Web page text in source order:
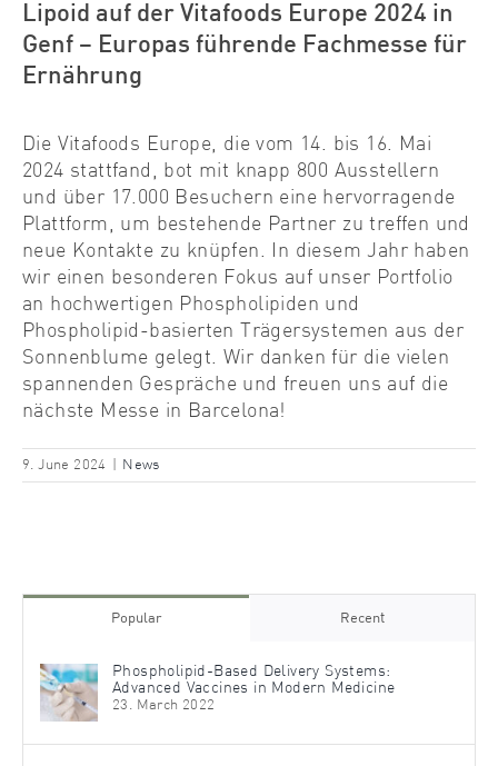
Lipoid auf der Vitafoods Europe 2024 in
Genf – Europas führende Fachmesse für
Ernährung
Die Vitafoods Europe, die vom 14. bis 16. Mai
2024 stattfand, bot mit knapp 800 Ausstellern
und über 17.000 Besuchern eine hervorragende
Plattform, um bestehende Partner zu treffen und
neue Kontakte zu knüpfen. In diesem Jahr haben
wir einen besonderen Fokus auf unser Portfolio
an hochwertigen Phospholipiden und
Phospholipid-basierten Trägersystemen aus der
Sonnenblume gelegt. Wir danken für die vielen
spannenden Gespräche und freuen uns auf die
nächste Messe in Barcelona!
9. June 2024 News
Popular Recent
Phospholipid-Based Delivery Systems:
Advanced Vaccines in Modern Medicine
23. March 2022